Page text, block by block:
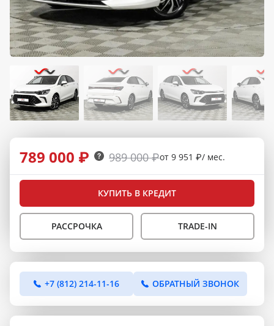
789 000 ₽ 989 000 ₽от 9 951 ₽/ мес.
КУПИТЬ В КРЕДИТ
РАССРОЧКА TRADE-IN
+7 (812) 214-11-16 ОБРАТНЫЙ ЗВОНОК